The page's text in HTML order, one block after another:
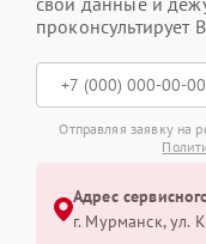
проконсультирует
Отправляя заявку на
Адрес
г. Мурманск, ул.